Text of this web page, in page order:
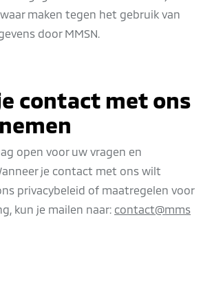
maken tegen het gebruik van
door MMSN.
contact met ons
open voor uw vragen en
je contact met ons wilt
privacybeleid of maatregelen voor
kun je mailen naar: contact@mms